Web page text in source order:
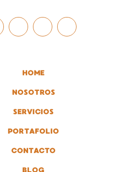
HOME
NOSOTROS
SERVICIOS
PORTAFOLIO
CONTACTO
BLOG